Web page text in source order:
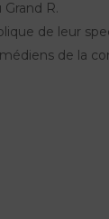
R.
de leur
de la